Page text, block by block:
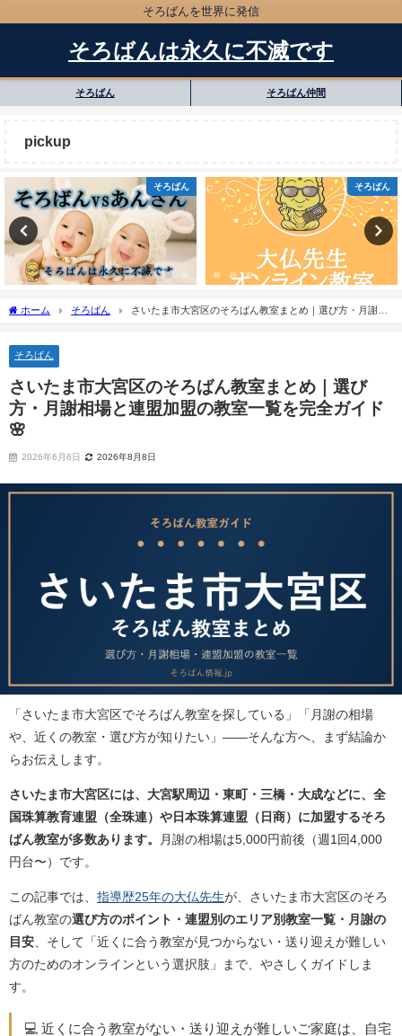
そろばんを世界に発信
そろばんは永久に不滅です
そろばん そろばん仲間
pickup
そろばん そろばん
ホーム そろばん
さいたま市大宮区のそろばん教室まとめ｜選び方・月謝相
そろばん
さいたま市大宮区のそろばん教室まとめ｜選び
方・月謝相場と連盟加盟の教室一覧を完全ガイド
🌸
2026年6月6日 2026年8月8日
「さいたま市大宮区でそろばん教室を探している」「月謝の相場
や、近くの教室・選び方が知りたい」——そんな方へ、まず結論か
らお伝えします。
さいたま市大宮区には、大宮駅周辺・東町・三橋・大成などに、全
国珠算教育連盟（全珠連）や日本珠算連盟（日商）に加盟するそろ
ばん教室が多数あります。
月謝の相場は5,000円前後（週1回4,000
円台〜）です。
この記事では、 指導歴25年の大仏先生が、さいたま市大宮区のそろ
ばん教室の選び方のポイント・連盟別のエリア別教室一覧・月謝の
目安 、そして「近くに合う教室が見つからない・送り迎えが難しい
方のためのオンラインという選択肢」まで、やさしくガイドしま
す。
💻 近くに合う教室がない・送り迎えが難しいご家庭は、自宅